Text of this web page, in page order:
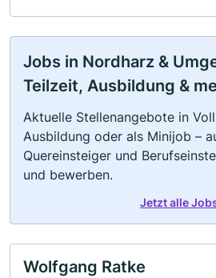
Jobs in Nordharz &
Teilzeit, Ausbildung &
Aktuelle Stellenangebote in
Ausbildung oder als Minijob –
Quereinsteiger und
und bewerben.
Jetzt alle
Wolfgang Ratke